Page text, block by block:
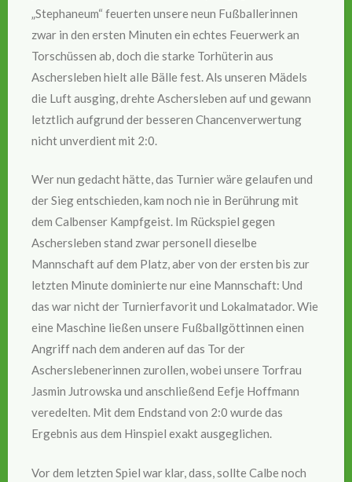
„Stephaneum“ feuerten unsere neun Fußballerinnen
zwar in den ersten Minuten ein echtes Feuerwerk an
Torschüssen ab, doch die starke Torhüterin aus
Aschersleben hielt alle Bälle fest. Als unseren Mädels
die Luft ausging, drehte Aschersleben auf und gewann
letztlich aufgrund der besseren Chancenverwertung
nicht unverdient mit 2:0.
Wer nun gedacht hätte, das Turnier wäre gelaufen und
der Sieg entschieden, kam noch nie in Berührung mit
dem Calbenser Kampfgeist. Im Rückspiel gegen
Aschersleben stand zwar personell dieselbe
Mannschaft auf dem Platz, aber von der ersten bis zur
letzten Minute dominierte nur eine Mannschaft: Und
das war nicht der Turnierfavorit und Lokalmatador. Wie
eine Maschine ließen unsere Fußballgöttinnen einen
Angriff nach dem anderen auf das Tor der
Ascherslebenerinnen zurollen, wobei unsere Torfrau
Jasmin Jutrowska und anschließend Eefje Hoffmann
veredelten. Mit dem Endstand von 2:0 wurde das
Ergebnis aus dem Hinspiel exakt ausgeglichen.
Vor dem letzten Spiel war klar, dass, sollte Calbe noch